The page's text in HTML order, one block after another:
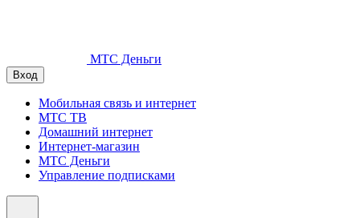
МТС Деньги
Вход
Мобильная связь и интернет
МТС ТВ
Домашний интернет
Интернет-магазин
МТС Деньги
Управление подписками